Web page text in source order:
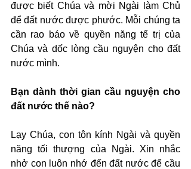
được biết Chúa và mời Ngài làm Chủ
để đất nước được phước. Mỗi chúng ta
cần rao báo về quyền năng tể trị của
Chúa và dốc lòng cầu nguyện cho đất
nước mình.
Bạn dành thời gian cầu nguyện cho
đất nước thế nào?
Lạy Chúa, con tôn kính Ngài và quyền
năng tối thượng của Ngài. Xin nhắc
nhở con luôn nhớ đến đất nước để cầu